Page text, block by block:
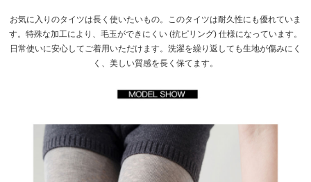
お気に入りのタイツは長く使いたいもの。このタイツは耐久性にも優れていま
す。特殊な加工により、毛玉ができにくい (抗ピリング) 仕様になっています。
日常使いに安心してご着用いただけます。洗濯を繰り返しても生地が傷みにく
く、美しい質感を長く保てます。